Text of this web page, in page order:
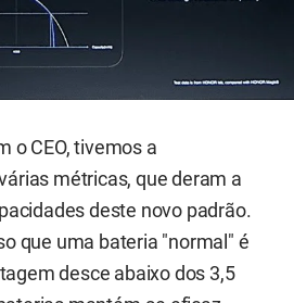
o CEO, tivemos a
métricas, que deram a
deste novo padrão.
que uma bateria "normal" é
desce abaixo dos 3,5